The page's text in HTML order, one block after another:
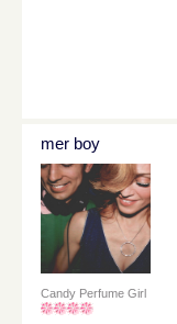
mer boy
Candy Perfume Girl